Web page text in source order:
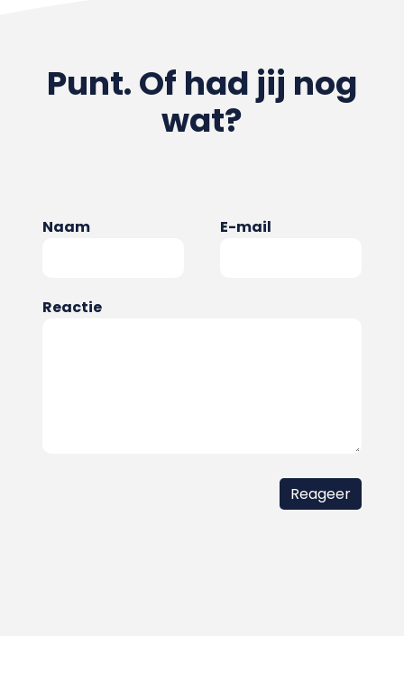
Punt. Of had jij nog
wat?
Naam E-mail
Reactie